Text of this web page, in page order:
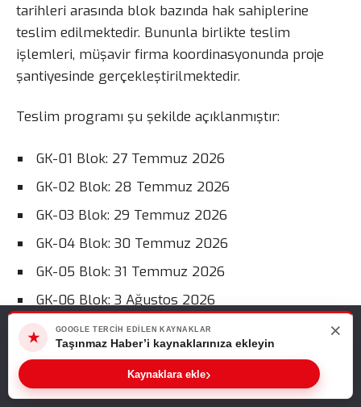
tarihleri arasında blok bazında hak sahiplerine
teslim edilmektedir. Bununla birlikte teslim
işlemleri, müşavir firma koordinasyonunda proje
şantiyesinde gerçekleştirilmektedir.
Teslim programı şu şekilde açıklanmıştır:
GK-01 Blok: 27 Temmuz 2026
GK-02 Blok: 28 Temmuz 2026
GK-03 Blok: 29 Temmuz 2026
GK-04 Blok: 30 Temmuz 2026
GK-05 Blok: 31 Temmuz 2026
GK-06 Blok: 3 Ağustos 2026
GK-07 Blok: 4 Ağustos 2026
GK-08 Blok: 5 Ağustos 2026
GK-09 Blok: 6 Ağustos 2026
Web sitemizde size en iyi deneyimi sunabilmemiz için çerezleri
kullanıyoruz. Bu siteyi kullanmaya devam ederseniz, bunu kabul
ettiğinizi varsayarız.
Tamam
★
GOOGLE TERCIH EDILEN KAYNAKLAR
Taşınmaz Haber’i kaynaklarınıza ekleyin
Kaynaklara ekle›
×